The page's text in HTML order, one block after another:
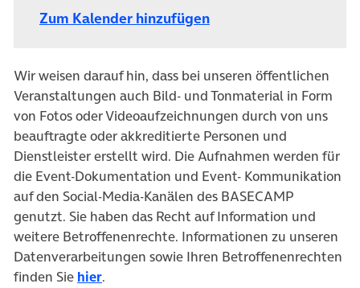
Zum Kalender hinzufügen
Wir weisen darauf hin, dass bei unseren öffentlichen
Veranstaltungen auch Bild- und Tonmaterial in Form
von Fotos oder Videoaufzeichnungen durch von uns
beauftragte oder akkreditierte Personen und
Dienstleister erstellt wird. Die Aufnahmen werden für
die Event-Dokumentation und Event- Kommunikation
auf den Social-Media-Kanälen des BASECAMP
genutzt. Sie haben das Recht auf Information und
weitere Betroffenenrechte. Informationen zu unseren
Datenverarbeitungen sowie Ihren Betroffenenrechten
finden Sie hier.